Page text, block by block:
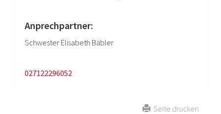
Anprechpartner:
Schwester Elisabeth Bäbler
027122296052
Seite drucken